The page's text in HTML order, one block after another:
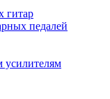
гитар
педалей
усилителям